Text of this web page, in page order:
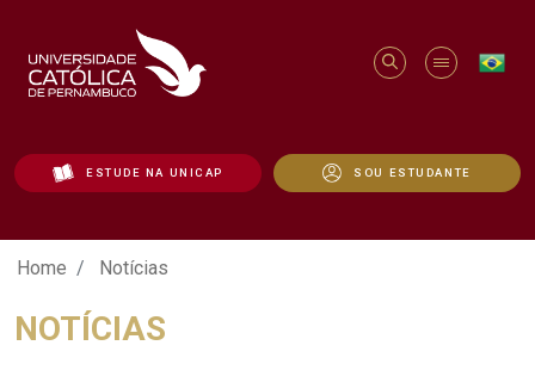
ESTUDE NA UNICAP SOU ESTUDANTE
Notícias - Unicap
Home Notícias
NOTÍCIAS